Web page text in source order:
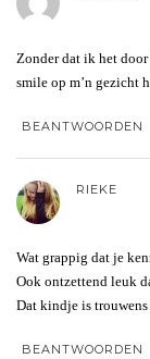
Zonder dat ik het
smile op m’n gezicht
BEANTWOORDEN
RIEKE
Wat grappig dat je
Ook ontzettend leuk
Dat kindje is trouwens
BEANTWOORDEN